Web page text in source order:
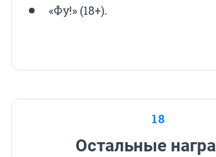
«Фу!» (18+).
18
Остальные